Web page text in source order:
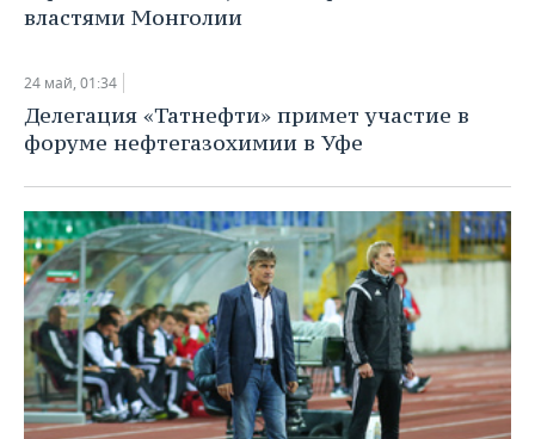
ТЕЛЕКОММУНИКАЦИИ
БИЗНЕС-БРАНЧИ
ОТКРЫТАЯ ЛЕКЦИЯ
ФУТБОЛ
БАСКЕТБОЛ
КИБЕРСПОРТ
ФИГУРНОЕ КАТАНИЕ
ВОДНЫЕ ВИДЫ СПОРТА
ХОККЕЙ С МЯЧОМ
НОВОСТИ ОБЩЕСТВА
ИНФРАСТРУКТУРА
КУЛЬТУРА
МЕДИЦИНА
ОБРАЗОВАНИЕ
ПРОИСШЕСТВИЯ
ФОТОГАЛЕРЕЯ
СПРАВОЧНИК
СПИСОК КОМПАНИЙ
властями Монголии
24 май, 01:34
Делегация «Татнефти» примет участие в
форуме нефтегазохимии в Уфе